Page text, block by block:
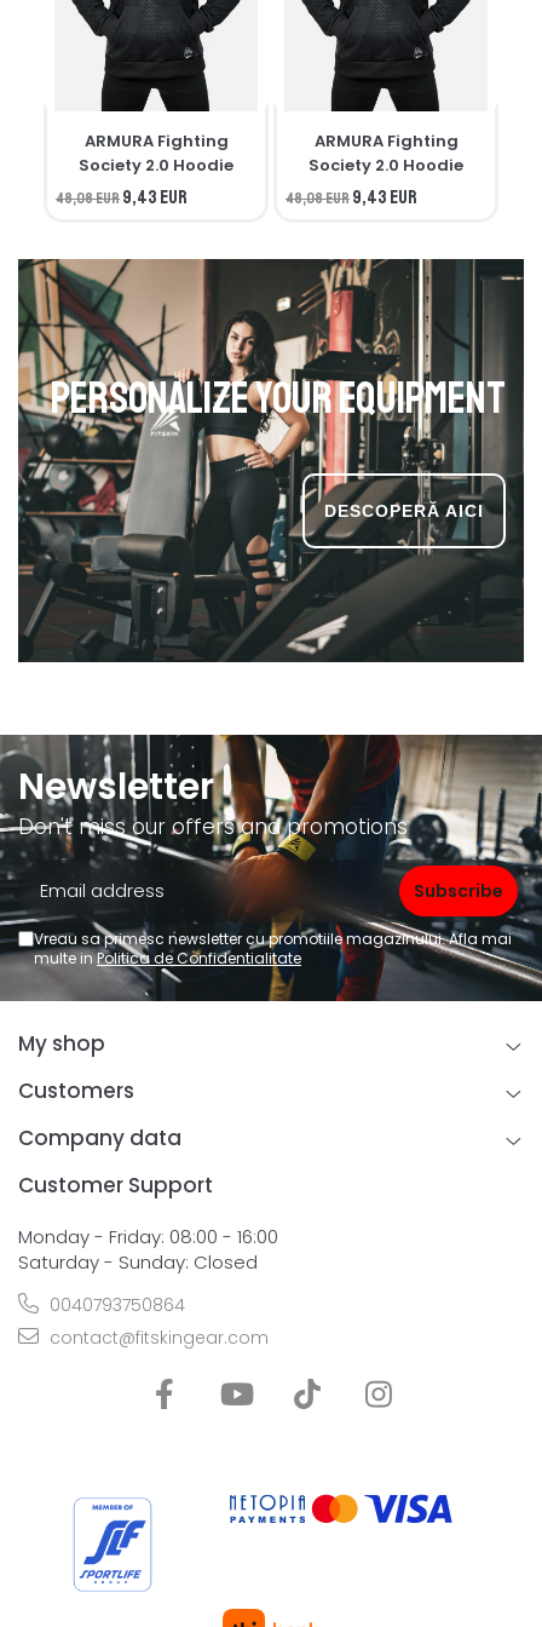
ARMURA Fighting
Society 2.0 Hoodie
48,08 EUR9,43 EUR
ARMURA Fighting
Society 2.0 Hoodie
48,08 EUR9,43 EUR
Personalize your equipment
Newsletter
Don't miss our offers and promotions
Vreau sa primesc newsletter cu promotiile magazinului. Afla mai
multe inPolitica de Confidentialitate
My shop
Customers
Company data
Customer Support
Monday - Friday: 08:00 - 16:00
Saturday - Sunday: Closed
0040793750864
contact@fitskingear.com